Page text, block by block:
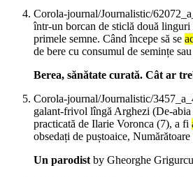
Corola-journal/Journalistic/
într-un borcan de sticlă două linguri
primele semne. Când începe să se
de bere cu consumul de semințe
Berea, sănătate curată. Cât ar
Corola-journal/Journalistic/
galant-frivol lîngă Arghezi (De-abia
practicată de Ilarie Voronca (7), a fi
obsedați de puștoaice,
Un parodistby Gheorghe